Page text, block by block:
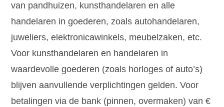
van pandhuizen, kunsthandelaren en alle
handelaren in goederen, zoals autohandelaren,
juweliers, elektronicawinkels, meubelzaken, etc.
Voor kunsthandelaren en handelaren in
waardevolle goederen (zoals horloges of auto’s)
blijven aanvullende verplichtingen gelden. Voor
betalingen via de bank (pinnen, overmaken) van €